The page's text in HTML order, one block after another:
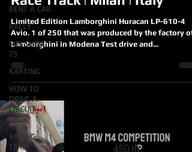
RENT A CAR
RALLY
MEI SHIBI
75
KARTING
HOW TO
DRIVE A
CIRCUIT
OF...
RACING
TEAM
Limited Edition Lamborghini Huracan LP-610-4
Avio. 1 of 250 that was produced by the factory of
Lamborghini in Modena Test drive and...